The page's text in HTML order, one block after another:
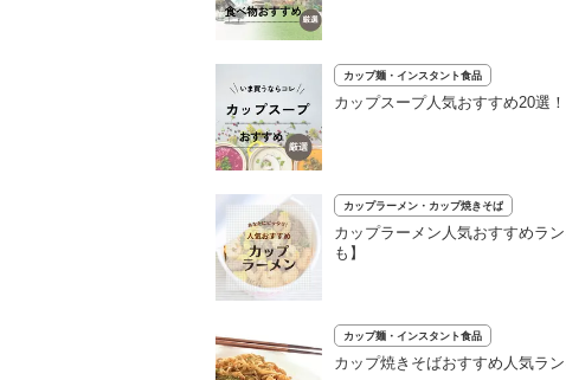
カップ麺・インスタント食品
カップスープ人気おすすめ20選
カップラーメン・カップ焼きそば
カップラーメン人気おすすめラ
も】
カップ麺・インスタント食品
カップ焼きそばおすすめ人気ラ